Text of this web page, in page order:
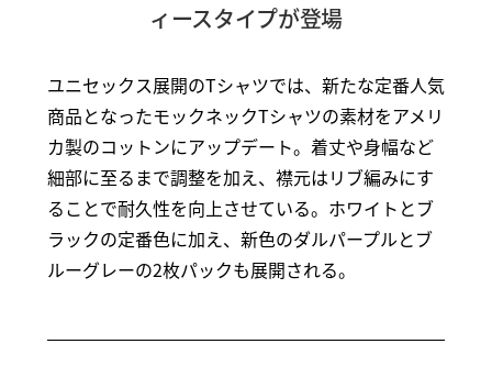
ィースタイプが登場
ユニセックス展開のTシャツでは、新たな定番人気
商品となったモックネックTシャツの素材をアメリ
カ製のコットンにアップデート。着丈や身幅など
細部に至るまで調整を加え、襟元はリブ編みにす
ることで耐久性を向上させている。ホワイトとブ
ラックの定番色に加え、新色のダルパープルとブ
ルーグレーの2枚パックも展開される。